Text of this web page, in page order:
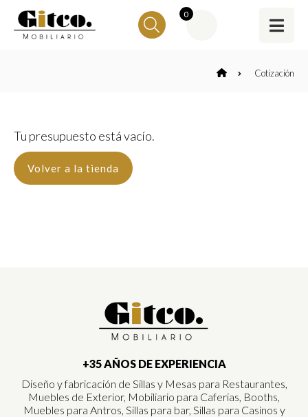
0
Cotización
Tu presupuesto está vacío.
Volver a la tienda
+35 AÑOS DE EXPERIENCIA
Diseño y fabricación de Sillas y Mesas para Restaurantes,
Muebles de Exterior, Mobiliario para Caferias, Booths,
Muebles para Antros, Sillas para bar, Sillas para Casinos y